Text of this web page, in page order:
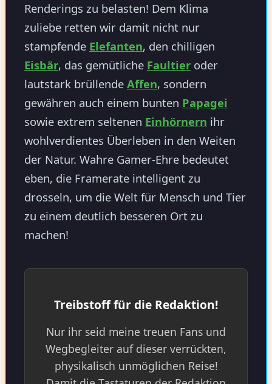
Renderings zu belasten! Dem Klima
zuliebe retten wir damit nicht nur
stampfende Elefanten, den chilligen
Eisbär, das gemütliche Faultier oder
lautstark brüllende Affen, sondern
gewähren auch einem bunten Papagei
sowie extrem seltenen Einhörnern ihr
wohlverdientes Überleben in den Weiten
der Natur. Wahre Gamer-Ehre bedeutet
eben, die Framerate intelligent zu
drosseln, um die Welt für Mensch und Tier
zu einem deutlich besseren Ort zu
machen!
Treibstoff für die Redaktion!
Nur ihr seid meine treuen Fans und
Wegbegleiter auf dieser verrückten,
physikalisch unmöglichen Reise!